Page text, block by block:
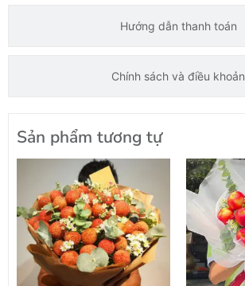
Hướng dẫn thanh toán
Chính sách và điều khoản
Sản phẩm tương tự